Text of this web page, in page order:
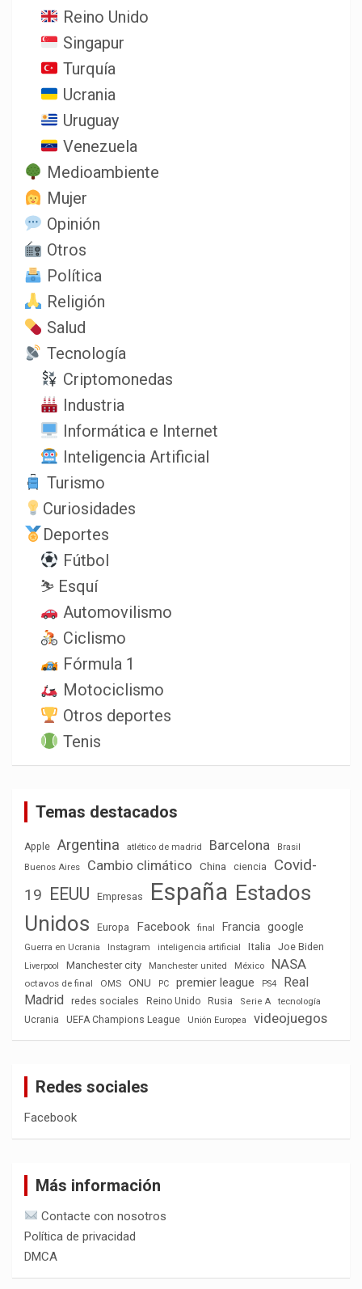
Reino Unido
Singapur
Turquía
Ucrania
Uruguay
Venezuela
Medioambiente
Mujer
Opinión
Otros
Política
Religión
Salud
Tecnología
Criptomonedas
Industria
Informática e Internet
Inteligencia Artificial
Turismo
Curiosidades
Deportes
Fútbol
⛷️ Esquí
Automovilismo
Ciclismo
Fórmula 1
Motociclismo
Otros deportes
Tenis
Temas destacados
Apple Argentina atlético de madrid Barcelona
Brasil
Buenos Aires
Cambio climático China ciencia
Covid-
19 EEUU Empresas España Estados
Unidos
Europa Facebook final Francia google
Guerra en Ucrania Instagram inteligencia artificial Italia Joe Biden
Liverpool Manchester city Manchester united México NASA
octavos de final OMS ONU PC premier league PS4
Real
Madrid
redes sociales Reino Unido Rusia Serie A
tecnología
Ucrania
UEFA Champions League Unión Europea videojuegos
Redes sociales
Facebook
Más información
Contacte con nosotros
Política de privacidad
DMCA